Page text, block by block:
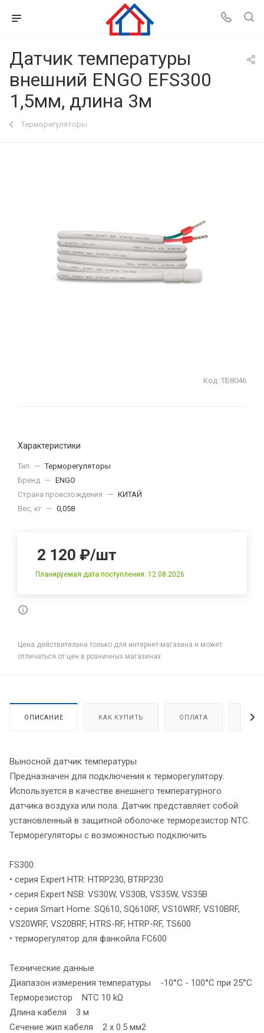
Датчик температуры
внешний ENGO EFS300
1,5мм, длина 3м
Терморегуляторы
Код: ТБ8046
Характеристики
Тип — Терморегуляторы
Бренд — ENGO
Страна происхождения
— КИТАЙ
Вес, кг — 0,058
2 120 ₽/шт
Планируемая дата поступления: 12.08.2026
Цена действительна только для интернет-магазина и может
отличаться от цен в розничных магазинах
ОПИСАНИЕ КАК КУПИТЬ ОПЛАТА
Выносной датчик температуры
Предназначен для подключения к терморегулятору.
Используется в качестве внешнего температурного
датчика воздуха или пола. Датчик представляет собой
установленный в защитной оболочке терморезистор NTC.
Терморегуляторы с возможностью подключить
FS300:
• серия Expert HTR: HTRP230, BTRP230
• серия Expert NSB: VS30W, VS30B, VS35W, VS35B
• серия Smart Home: SQ610, SQ610RF, VS10WRF, VS10BRF,
VS20WRF, VS20BRF, HTRS-RF, HTRP-RF, TS600
• терморегулятор для фанкойла FC600
Технические данные
Диапазон измерения температуры -10°C - 100°C при 25°C
Терморезистор NTC 10 kΩ
Длина кабеля 3 м
Сечение жил кабеля 2 x 0.5 мм2